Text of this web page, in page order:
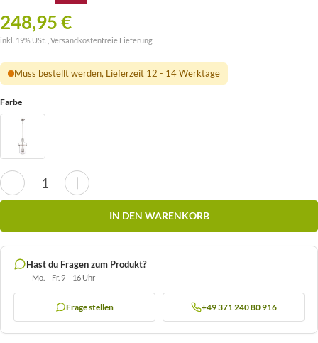
248,95 €
inkl. 19% USt. , Versandkostenfreie Lieferung
Muss bestellt werden, Lieferzeit 12 - 14 Werktage
Farbe
IN DEN WARENKORB
Hast du Fragen zum Produkt?
Mo. – Fr. 9 – 16 Uhr
Frage stellen +49 371 240 80 916